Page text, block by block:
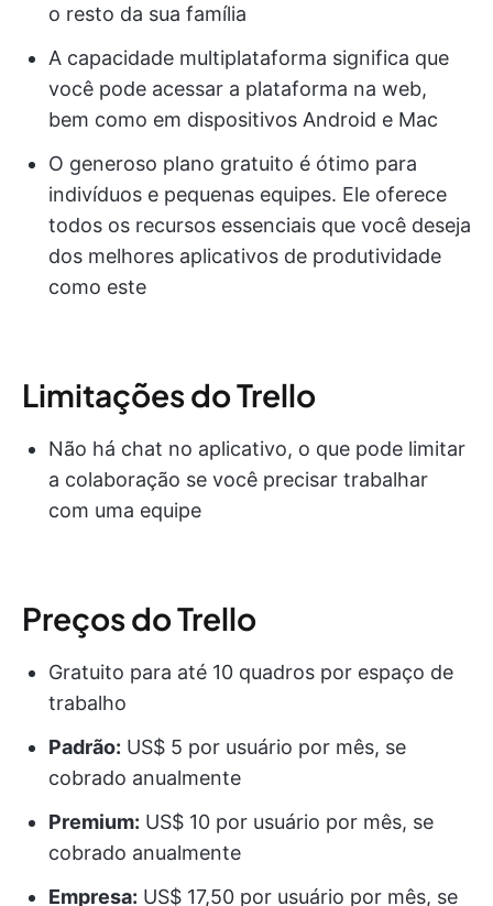
o resto da sua família
A capacidade multiplataforma significa que
você pode acessar a plataforma na web,
bem como em dispositivos Android e Mac
O generoso plano gratuito é ótimo para
indivíduos e pequenas equipes. Ele oferece
todos os recursos essenciais que você deseja
dos melhores aplicativos de produtividade
como este
Limitações do Trello
Não há chat no aplicativo, o que pode limitar
a colaboração se você precisar trabalhar
com uma equipe
Preços do Trello
Gratuito para até 10 quadros por espaço de
trabalho
Padrão: US$ 5 por usuário por mês, se
cobrado anualmente
Premium: US$ 10 por usuário por mês, se
cobrado anualmente
Empresa: US$ 17,50 por usuário por mês, se